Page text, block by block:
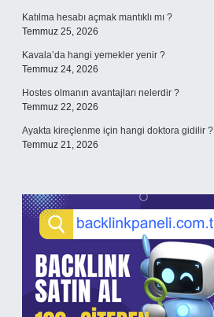
Katılma hesabı açmak mantıklı mı ?
Temmuz 25, 2026
Kavala’da hangi yemekler yenir ?
Temmuz 24, 2026
Hostes olmanın avantajları nelerdir ?
Temmuz 22, 2026
Ayakta kireçlenme için hangi doktora gidilir ?
Temmuz 21, 2026